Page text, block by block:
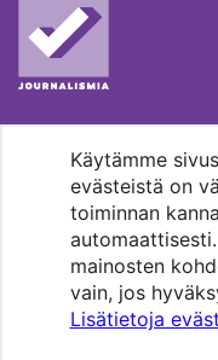
Käytämme
evästeistä on
toiminnan
mainosten
vain, jos
Lisätietoja
Pääkaupunkiseudun